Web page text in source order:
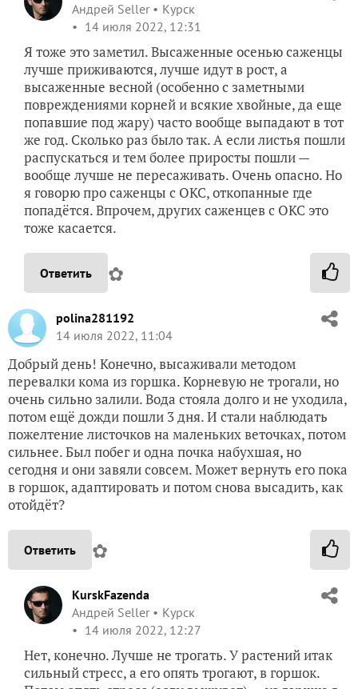
Андрей Seller
Курск
14 июля 2022, 12:31
Я тоже это заметил. Высаженные осенью саженцы
лучше приживаются, лучше идут в рост, а
высаженные весной (особенно с заметными
повреждениями корней и всякие хвойные, да еще
попавшие под жару) часто вообще выпадают в тот
же год. Сколько раз было так. А если листья пошли
распускаться и тем более приросты пошли —
вообще лучше не пересаживать. Очень опасно. Но
я говорю про саженцы с ОКС, откопанные где
попадётся. Впрочем, других саженцев с ОКС это
тоже касается.
Ответить ✿
polina281192
14 июля 2022, 11:04
Добрый день! Конечно, высаживали методом
перевалки кома из горшка. Корневую не трогали, но
очень сильно залили. Вода стояла долго и не уходила,
потом ещё дожди пошли 3 дня. И стали наблюдать
пожелтение листочков на маленьких веточках, потом
сильнее. Был побег и одна почка набухшая, но
сегодня и они завяли совсем. Может вернуть его пока
в горшок, адаптировать и потом снова высадить, как
отойдёт?
Ответить ✿
KurskFazenda
Андрей Seller
Курск
14 июля 2022, 12:27
Нет, конечно. Лучше не трогать. У растений итак
сильный стресс, а его опять трогают, в горшок.